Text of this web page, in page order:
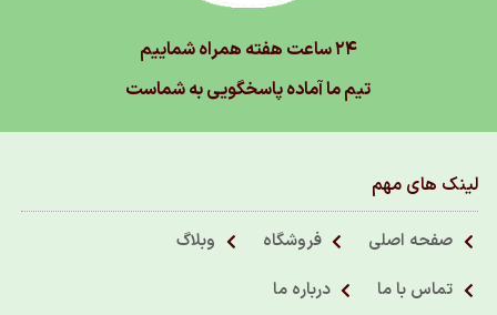
۲۴ ساعت هفته همراه شماییم
تیم ما آماده پاسخگویی به شماست
لینک های مهم
صفحه اصلی فروشگاه
وبلاگ
تماس با ما
درباره ما